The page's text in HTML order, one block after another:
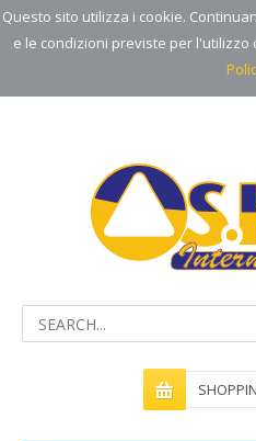
Questo sito utilizza i cookie.
e le condizioni previste per l'utilizzo